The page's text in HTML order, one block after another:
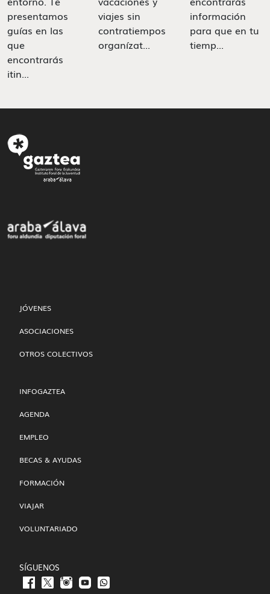
presentamos
guías en las
que
encontrarás
itin...
viajes sin
contratiempos
organízat...
información
para que en tu
tiemp...
JÓVENES
ASOCIACIONES
OTROS COLECTIVOS
INFOGAZTEA
AGENDA
EMPLEO
BECAS & AYUDAS
FORMACIÓN
VIAJAR
VOLUNTARIADO
SÍGUENOS